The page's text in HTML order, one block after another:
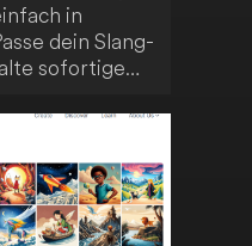
in
dein Slang-
sofortige
translator und